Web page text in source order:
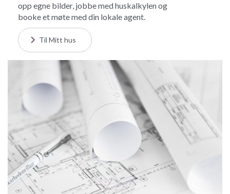
opp egne bilder, jobbe med huskalkylen og
booke et møte med din lokale agent.
Til Mitt hus